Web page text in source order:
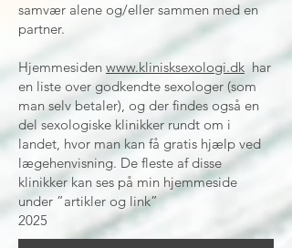
samvær alene og/eller sammen med en
partner.
Hjemmesiden www.klinisksexologi.dkhar
en liste over godkendte sexologer (som
man selv betaler), og der findes også en
del sexologiske klinikker rundt om i
landet, hvor man kan få gratis hjælp ved
lægehenvisning. De fleste af disse
klinikker kan ses på min hjemmeside
under ”artikler og link”
2025